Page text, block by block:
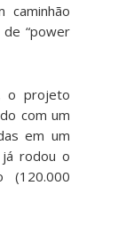
caminhão
“power
o projeto
com um
em um
rodou o
(120.000